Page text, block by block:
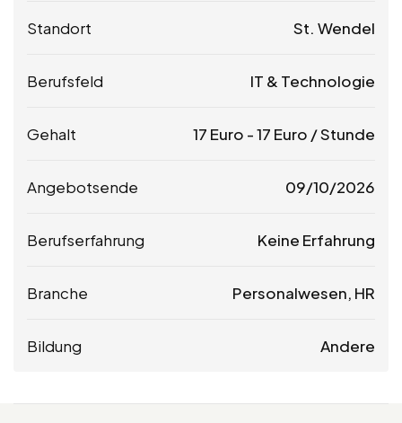
Standort St. Wendel
Berufsfeld IT & Technologie
Gehalt 17 Euro -17 Euro / Stunde
Angebotsende 09/10/2026
Berufserfahrung Keine Erfahrung
Branche Personalwesen, HR
Bildung Andere